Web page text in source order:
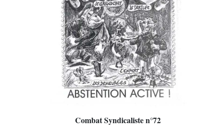
Combat Syndicaliste n°72